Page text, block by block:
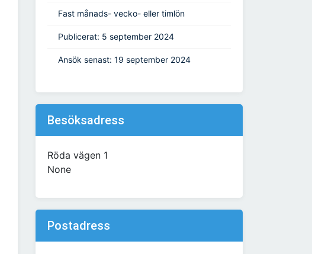
Fast månads- vecko- eller timlön
Publicerat: 5 september 2024
Ansök senast: 19 september 2024
Besöksadress
Röda vägen 1
None
Postadress